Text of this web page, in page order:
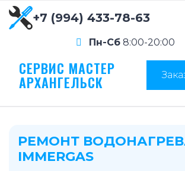
+7 (994) 433-78-63
Пн-Сб 8:00-20:00
СЕРВИС МАСТЕР
АРХАНГЕЛЬСК
РЕМОНТ
IMMERGAS